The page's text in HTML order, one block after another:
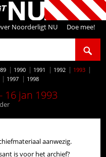
Noorderligt NU Doe mee!
1990 1991 1992
1993
1997 1998
16 jan 1993
aanwezig.
is voor het archief?